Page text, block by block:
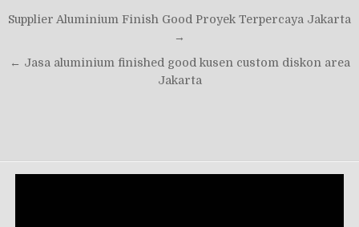
Navigasi
Supplier Aluminium Finish Good Proyek Terpercaya Jakarta
→
← Jasa aluminium finished good kusen custom diskon area
Jakarta